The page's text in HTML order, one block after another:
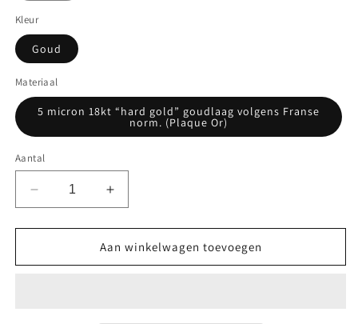
Kleur
Goud
Materiaal
5 micron 18kt “hard gold” goudlaag volgens Franse
norm. (Plaque Or)
Aantal
Aantal
verlagen
voor
Gouden Franse
Collier
Aantal
verhogen
voor
Gouden Franse
Collier
Aan winkelwagen toevoegen